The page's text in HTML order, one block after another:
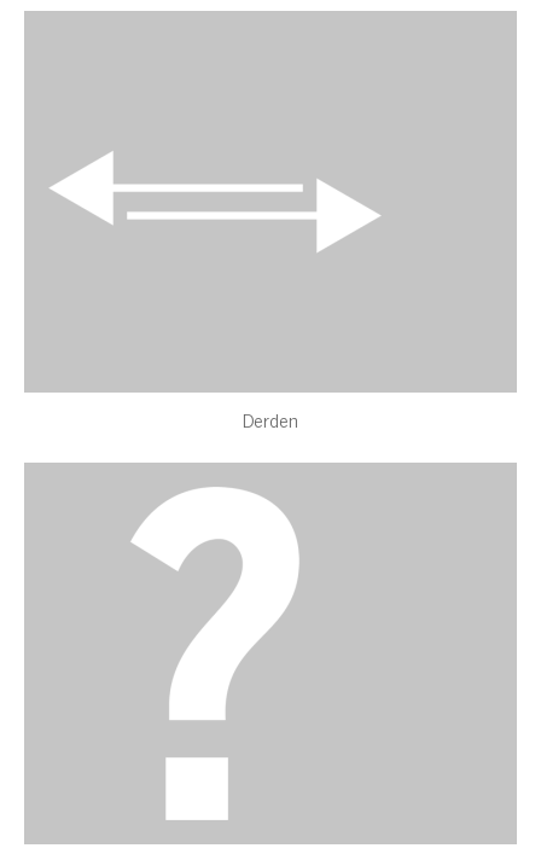
Derden